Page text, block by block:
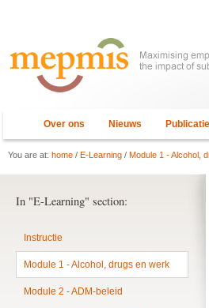
Over ons Nieuws
You are at: home / E-Learning / Module 1 - Alcohol,
In "E-Learning" section:
Instructie
Module 1 - Alcohol, drugs en werk
Module 2 - ADM-beleid